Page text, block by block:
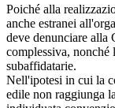
Poiché alla
anche estranei
deve denunciare alla
complessiva, nonché
subaffidatarie.
Nell'ipotesi in cui la
edile non raggiunga